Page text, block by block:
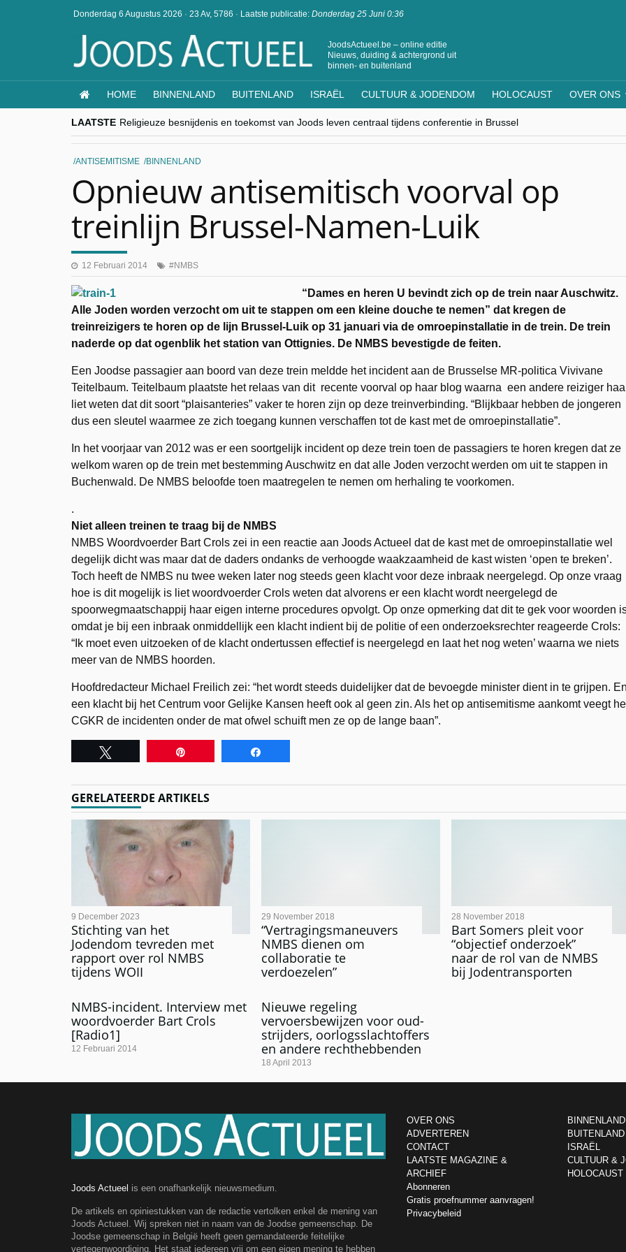
Donderdag 6 Augustus 2026 · 23 Av, 5786 · Laatste publicatie: Donderdag 25 Juni 0:36
JoodsActueel.be – online editie
Nieuws, duiding & achtergrond uit
binnen- en buitenland
HOME BINNENLAND BUITENLAND ISRAËL CULTUUR & JODENDOM HOLOCAUST OVER ONS
LAATSTE Religieuze besnijdenis en toekomst van Joods leven centraal tijdens conferentie in Brussel
“Besnijdenisdebat toont hoe moeilijk seculiere Westen minderheden begrijpt”, Jinnih Beels (Vooruit)
CITYTRIP | ROEMENIË – Boekarest: de verrassing van Oost-Europa
“Vandaag zit elke Jood in België op de beklaagdenbank”
ANTISEMITISME BINNENLAND
Opnieuw antisemitisch voorval op
treinlijn Brussel-Namen-Luik
12 Februari 2014 NMBS
“Dames en heren U bevindt zich op de trein naar Auschwitz.
Alle Joden worden verzocht om uit te stappen om een kleine douche te nemen” dat kregen de
treinreizigers te horen op de lijn Brussel-Luik op 31 januari via de omroepinstallatie in de trein. De trein
naderde op dat ogenblik het station van Ottignies. De NMBS bevestigde de feiten.
Een Joodse passagier aan boord van deze trein meldde het incident aan de Brusselse MR-politica Vivivane
Teitelbaum. Teitelbaum plaatste het relaas van dit recente voorval op haar blog waarna een andere reiziger
liet weten dat dit soort “plaisanteries” vaker te horen zijn op deze treinverbinding. “Blijkbaar hebben de jongeren
dus een sleutel waarmee ze zich toegang kunnen verschaffen tot de kast met de omroepinstallatie”.
In het voorjaar van 2012 was er een soortgelijk incident op deze trein toen de passagiers te horen kregen dat ze
welkom waren op de trein met bestemming Auschwitz en dat alle Joden verzocht werden om uit te stappen in
Buchenwald. De NMBS beloofde toen maatregelen te nemen om herhaling te voorkomen.
.
Niet alleen treinen te traag bij de NMBS
NMBS Woordvoerder Bart Crols zei in een reactie aan Joods Actueel dat de kast met de omroepinstallatie wel
degelijk dicht was maar dat de daders ondanks de verhoogde waakzaamheid de kast wisten ‘open te breken’.
Toch heeft de NMBS nu twee weken later nog steeds geen klacht voor deze inbraak neergelegd. Op onze vraag
hoe is dit mogelijk is liet woordvoerder Crols weten dat alvorens er een klacht wordt neergelegd de
spoorwegmaatschappij haar eigen interne procedures opvolgt. Op onze opmerking dat dit te gek voor woorden
omdat je bij een inbraak onmiddellijk een klacht indient bij de politie of een onderzoeksrechter reageerde Crols:
“Ik moet even uitzoeken of de klacht ondertussen effectief is neergelegd en laat het nog weten’ waarna we niets
meer van de NMBS hoorden.
Hoofdredacteur Michael Freilich zei: “het wordt steeds duidelijker dat de bevoegde minister dient in te grijpen.
een klacht bij het Centrum voor Gelijke Kansen heeft ook al geen zin. Als het op antisemitisme aankomt veegt
CGKR de incidenten onder de mat ofwel schuift men ze op de lange baan”.
GERELATEERDE ARTIKELS
Stichting van het
Jodendom tevreden met
rapport over rol NMBS
tijdens WOII
9 December 2023
“Vertragingsmaneuvers
NMBS dienen om
collaboratie te
verdoezelen”
29 November 2018
Bart Somers pleit voor
“objectief onderzoek”
naar de rol van de NMBS
bij Jodentransporten
28 November 2018
NMBS-incident. Interview met
woordvoerder Bart Crols
[Radio1]
12 Februari 2014
Nieuwe regeling
vervoersbewijzen voor oud-
strijders, oorlogsslachtoffers
en andere rechthebbenden
18 April 2013
Joods Actueel is een onafhankelijk nieuwsmedium.
De artikels en opiniestukken van de redactie vertolken enkel de mening van
Joods Actueel. Wij spreken niet in naam van de Joodse gemeenschap. De
Joodse gemeenschap in België heeft geen gemandateerde feitelijke
vertegenwoordiging. Het staat iedereen vrij om een eigen mening te hebben
OVER ONS
ADVERTEREN
CONTACT
LAATSTE MAGAZINE &
ARCHIEF
Abonneren
Gratis proefnummer aanvragen!
Privacybeleid
BINNENLAND
BUITENLAND
ISRAËL
CULTUUR &
HOLOCAUST